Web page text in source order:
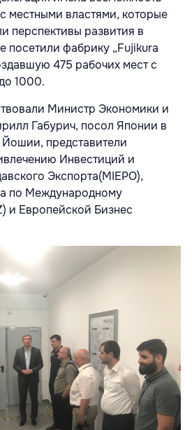
местными властями, которые
перспективы развития в
посетили фабрику „Fujikura
475 рабочих мест с
1000.
Министр Экономики и
Габурич, посол Японии в
представители
Инвестиций и
Экспорта(MIEPO),
по Международному
и Европейской Бизнес